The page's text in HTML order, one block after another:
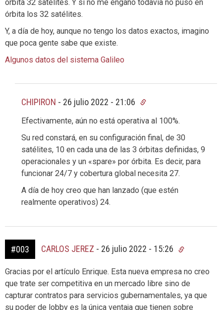
órbita 32 satélites. Y si no me engaño todavía no puso en
órbita los 32 satélites.
Y, a día de hoy, aunque no tengo los datos exactos, imagino
que poca gente sabe que existe.
Algunos datos del sistema Galileo
CHIPIRON - 26 julio 2022 - 21:06
Efectivamente, aún no está operativa al 100%.
Su red constará, en su configuración final, de 30
satélites, 10 en cada una de las 3 órbitas definidas, 9
operacionales y un «spare» por órbita. Es decir, para
funcionar 24/7 y cobertura global necesita 27.
A día de hoy creo que han lanzado (que estén
realmente operativos) 24.
#003 CARLOS JEREZ - 26 julio 2022 - 15:26
Gracias por el artículo Enrique. Esta nueva empresa no creo
que trate ser competitiva en un mercado libre sino de
capturar contratos para servicios gubernamentales, ya que
su poder de lobby es la única ventaja que tienen sobre